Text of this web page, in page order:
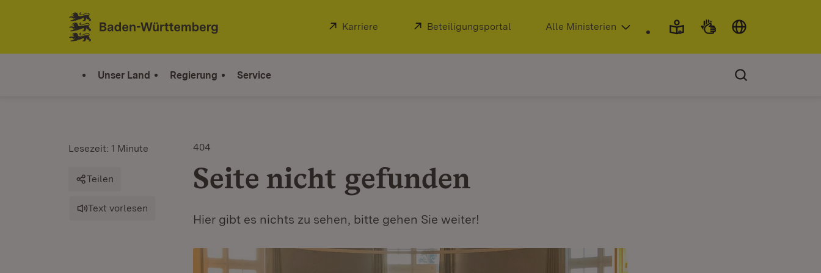
Zum Inhalt springen
Link zur Startseite
Extern:
Karriere (Öffnet in neuem Fenster)
Extern:
Beteiligungsportal (Öffnet in neuem Fenster)
Alle Ministerien
Unser Land Regierung Service
404
Seite nicht gefunden
Hier gibt es nichts zu sehen, bitte gehen Sie weiter!
Lesezeit: 1 Minute
Teilen
Text vorlesen